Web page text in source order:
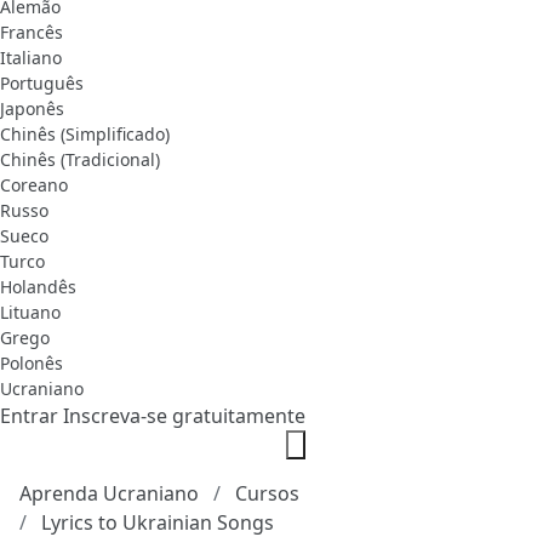
Alemão
Francês
Italiano
Português
Japonês
Chinês (Simplificado)
Chinês (Tradicional)
Coreano
Russo
Sueco
Turco
Holandês
Lituano
Grego
Polonês
Ucraniano
EntrarInscreva-se gratuitamente
Aprenda Ucraniano
Cursos
Lyrics to Ukrainian Songs